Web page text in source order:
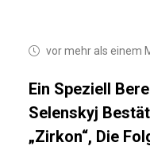
vor mehr als einem
Ein Speziell
Selenskyj
„Zirkon“, Die